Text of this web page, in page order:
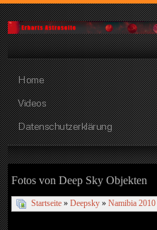
Home
Videos
Datenschutzerklärung
Fotos von Deep Sky Objekten
Startseite »Deepsky »Namibia 2010